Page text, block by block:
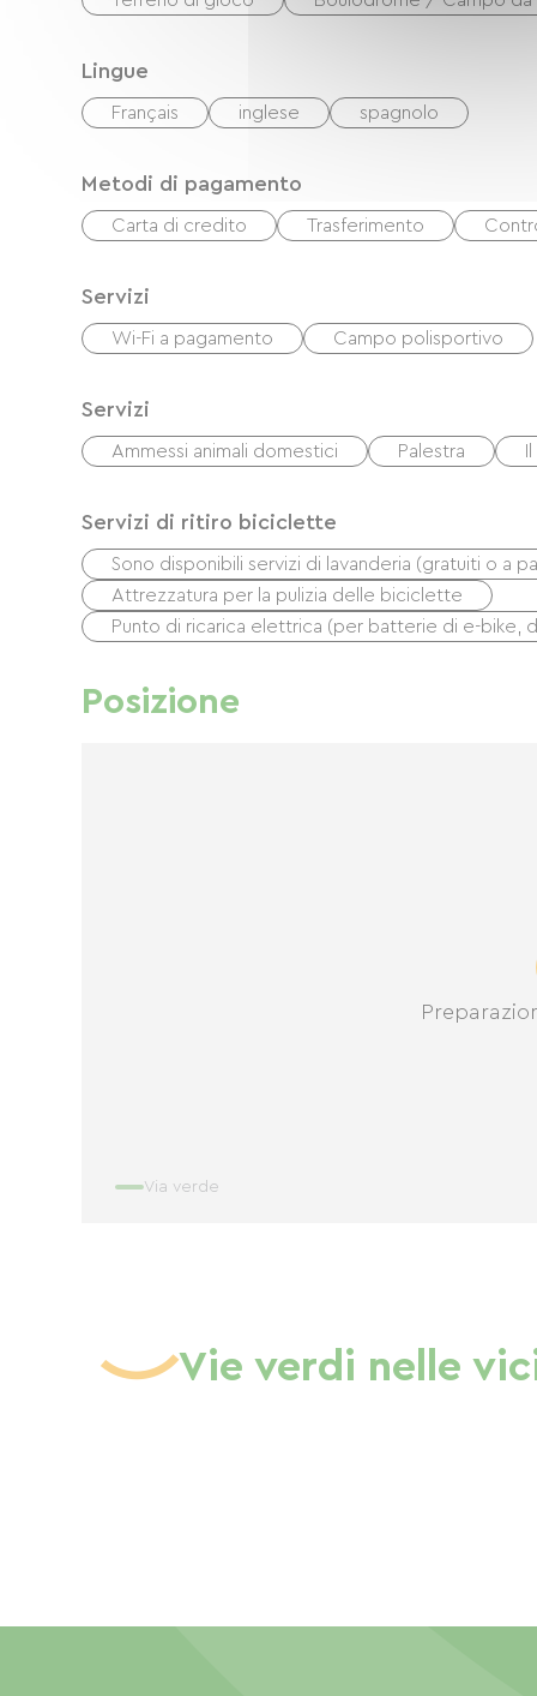
Lingue
Français inglese spagnolo
Metodi di pagamento
Carta di credito Trasferimento
Servizi
Wi-Fi a pagamento Campo polisportivo
Servizi
Ammessi animali domestici Palestra
Servizi di ritiro biciclette
Sono disponibili servizi di lavanderia (gratuiti o a
Attrezzatura per la pulizia delle biciclette
Punto di ricarica elettrica (per batterie di e-bike,
Posizione
Via verde
Vie verdi nelle